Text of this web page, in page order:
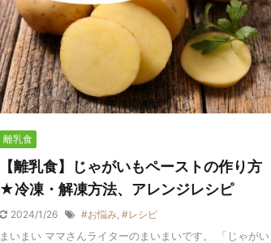
離乳食
【離乳食】じゃがいもペーストの作り方
★冷凍・解凍方法、アレンジレシピ
2024/1/26 #お悩み #レシピ
まいまい ママさんライターのまいまいです。 「じゃがい